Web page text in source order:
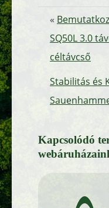
«
SQ50L 3.0
céltávcső
Stabilitás és
Kapcsolódó